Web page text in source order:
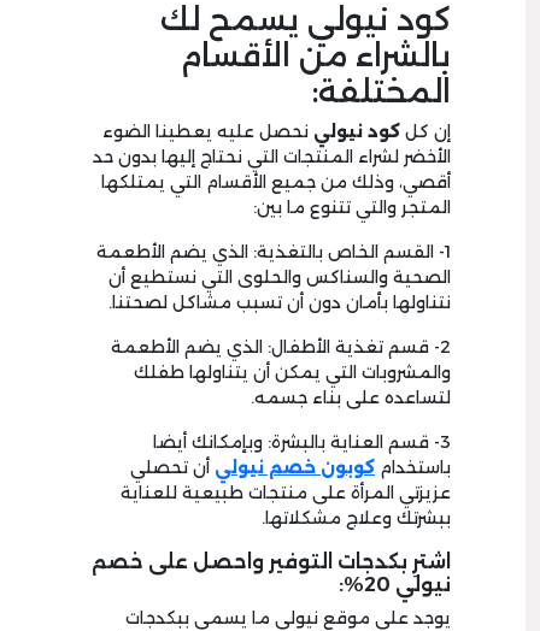
كود نيولي يسمح لك
بالشراء من الأقسام
المختلفة:
إن كل كود نيولي نحصل عليه يعطينا الضوء
الأخضر لشراء المنتجات التي نحتاج إليها بدون حد
أقصي، وذلك من جميع الأقسام التي يمتلكها
المتجر والتي تتنوع ما بين:
1- القسم الخاص بالتغذية: الذي يضم الأطعمة
الصحية والسناكس والحلوى التي نستطيع أن
نتناولها بأمان دون أن تسبب مشاكل لصحتنا.
2- قسم تغذية الأطفال: الذي يضم الأطعمة
والمشروبات التي يمكن أن يتناولها طفلك
لتساعده على بناء جسمه.
3- قسم العناية بالبشرة: وبإمكانك أيضا
باستخدام كوبون خصم نيولي أن تحصلي
عزيزتي المرأة على منتجات طبيعية للعناية
ببشرتك وعلاج مشكلاتها.
اشترِ بكدجات التوفير واحصل على خصم
نيولي 20%:
يوجد على موقع نيولي ما يسمى ببكدجات